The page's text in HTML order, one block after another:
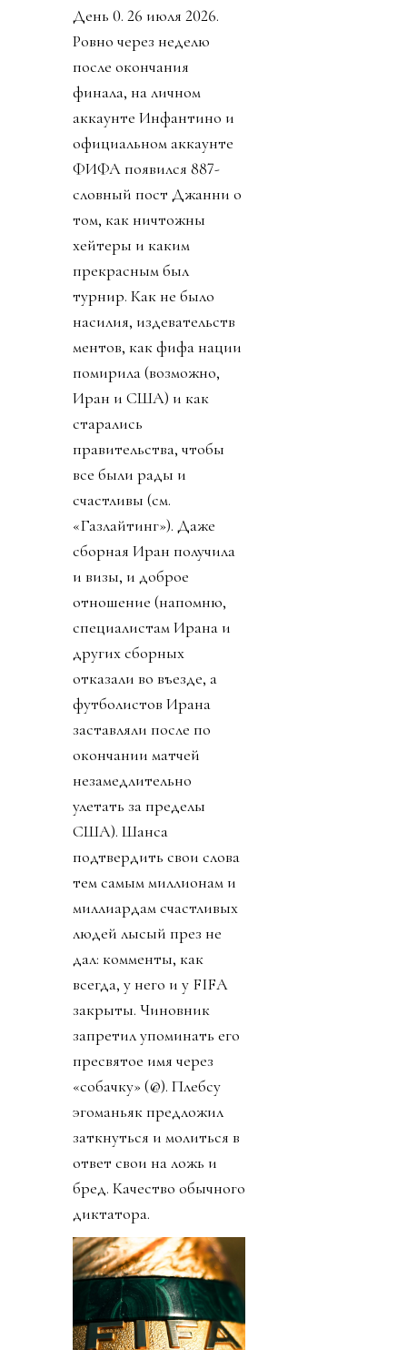
День 0. 26 июля 2026.
Ровно через неделю
после окончания
финала, на личном
аккаунте Инфантино и
официальном аккаунте
ФИФА появился 887-
словный пост Джанни о
том, как ничтожны
хейтеры и каким
прекрасным был
турнир. Как не было
насилия, издевательств
ментов, как фифа нации
помирила (возможно,
Иран и США) и как
старались
правительства, чтобы
все были рады и
счастливы (см.
«Газлайтинг»). Даже
сборная Иран получила
и визы, и доброе
отношение (напомню,
специалистам Ирана и
других сборных
отказали во въезде, а
футболистов Ирана
заставляли после по
окончании матчей
незамедлительно
улетать за пределы
США). Шанса
подтвердить свои слова
тем самым миллионам и
миллиардам счастливых
людей лысый през не
дал: комменты, как
всегда, у него и у FIFA
закрыты. Чиновник
запретил упоминать его
пресвятое имя через
«собачку» (@). Плебсу
эгоманьяк предложил
заткнуться и молиться в
ответ свои на ложь и
бред. Качество обычного
диктатора.